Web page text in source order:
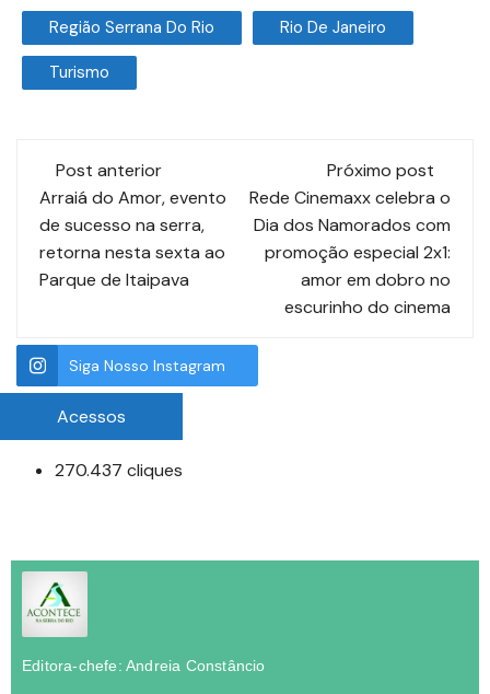
Região Serrana Do Rio Rio De Janeiro
Turismo
Post anterior
Arraiá do Amor, evento
de sucesso na serra,
retorna nesta sexta ao
Parque de Itaipava
Próximo post
Rede Cinemaxx celebra o
Dia dos Namorados com
promoção especial 2x1:
amor em dobro no
escurinho do cinema
Siga Nosso Instagram
Acessos
270.437 cliques
Editora-chefe: Andreia Constâncio